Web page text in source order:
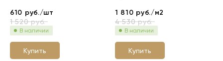
610 руб./шт
1 520руб.
В наличии
Купить
1 810 руб./м2
4 530руб.
В наличии
Купить